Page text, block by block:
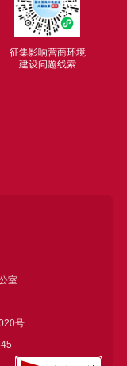
征集影响营商环境
建设问题线索
室
号